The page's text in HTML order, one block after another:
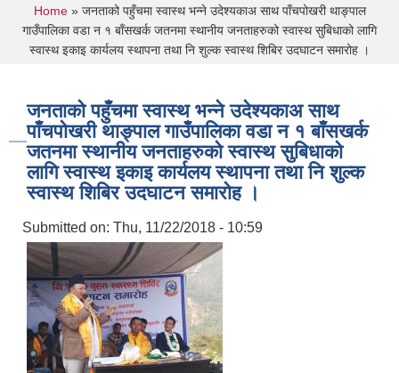
You are here
Home» जनताको पहुँचमा स्वास्थ भन्ने उदेश्यकाअ साथ पाँचपोखरी थाङ्पाल
गाउँपालिका वडा न १ बाँसखर्क जतनमा स्थानीय जनताहरुको स्वास्थ सुबिधाको लागि
स्वास्थ इकाइ कार्यलय स्थापना तथा नि शुल्क स्वास्थ शिबिर उदघाटन समारोह ।
जनताको पहुँचमा स्वास्थ भन्ने उदेश्यकाअ साथ
पाँचपोखरी थाङ्पाल गाउँपालिका वडा न १ बाँसखर्क
जतनमा स्थानीय जनताहरुको स्वास्थ सुबिधाको
लागि स्वास्थ इकाइ कार्यलय स्थापना तथा नि शुल्क
स्वास्थ शिबिर उदघाटन समारोह ।
Submitted on: Thu, 11/22/2018 - 10:59